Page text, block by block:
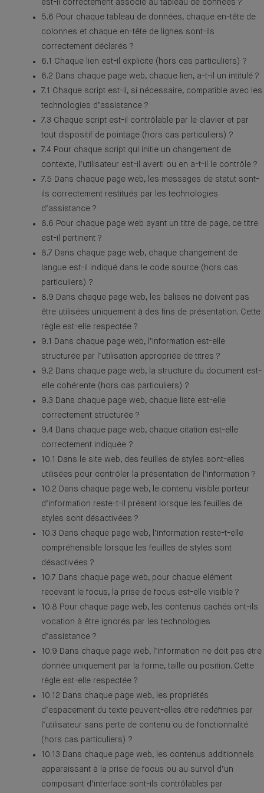
est-il correctement associé au tableau de données ?
5.6 Pour chaque tableau de données, chaque en-tête de
colonnes et chaque en-tête de lignes sont-ils
correctement déclarés ?
6.1 Chaque lien est-il explicite (hors cas particuliers) ?
6.2 Dans chaque page web, chaque lien, a-t-il un intitulé ?
7.1 Chaque script est-il, si nécessaire, compatible avec les
technologies d’assistance ?
7.3 Chaque script est-il contrôlable par le clavier et par
tout dispositif de pointage (hors cas particuliers) ?
7.4 Pour chaque script qui initie un changement de
contexte, l’utilisateur est-il averti ou en a-t-il le contrôle ?
7.5 Dans chaque page web, les messages de statut sont-
ils correctement restitués par les technologies
d’assistance ?
8.6 Pour chaque page web ayant un titre de page, ce titre
est-il pertinent ?
8.7 Dans chaque page web, chaque changement de
langue est-il indiqué dans le code source (hors cas
particuliers) ?
8.9 Dans chaque page web, les balises ne doivent pas
être utilisées uniquement à des fins de présentation. Cette
règle est-elle respectée ?
9.1 Dans chaque page web, l’information est-elle
structurée par l’utilisation appropriée de titres ?
9.2 Dans chaque page web, la structure du document est-
elle cohérente (hors cas particuliers) ?
9.3 Dans chaque page web, chaque liste est-elle
correctement structurée ?
9.4 Dans chaque page web, chaque citation est-elle
correctement indiquée ?
10.1 Dans le site web, des feuilles de styles sont-elles
utilisées pour contrôler la présentation de l’information ?
10.2 Dans chaque page web, le contenu visible porteur
d’information reste-t-il présent lorsque les feuilles de
styles sont désactivées ?
10.3 Dans chaque page web, l’information reste-t-elle
compréhensible lorsque les feuilles de styles sont
désactivées ?
10.7 Dans chaque page web, pour chaque élément
recevant le focus, la prise de focus est-elle visible ?
10.8 Pour chaque page web, les contenus cachés ont-ils
vocation à être ignorés par les technologies
d’assistance ?
10.9 Dans chaque page web, l’information ne doit pas être
donnée uniquement par la forme, taille ou position. Cette
règle est-elle respectée ?
10.12 Dans chaque page web, les propriétés
d’espacement du texte peuvent-elles être redéfinies par
l’utilisateur sans perte de contenu ou de fonctionnalité
(hors cas particuliers) ?
10.13 Dans chaque page web, les contenus additionnels
apparaissant à la prise de focus ou au survol d’un
composant d’interface sont-ils contrôlables par